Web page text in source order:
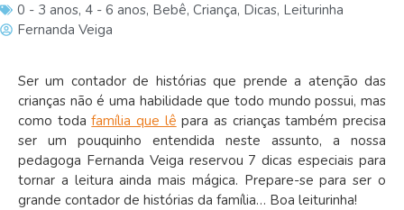
0 - 3 anos, 4 - 6 anos, Bebê, Criança, Dicas, Leiturinha
Fernanda Veiga
Ser um contador de histórias que prende a atenção das
crianças não é uma habilidade que todo mundo possui, mas
como todafamília que lê para as crianças também precisa
ser um pouquinho entendida neste assunto, a nossa
pedagoga Fernanda Veiga reservou 7 dicas especiais para
tornar a leitura ainda mais mágica. Prepare-se para ser o
grande contador de histórias da família… Boa leiturinha!